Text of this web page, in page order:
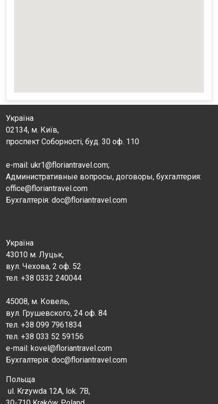
Україна
02134, м. Київ,
проспект Соборності, буд. 30 оф. 110
e-mail: ukr1@floriantravel.com;
Административные вопросы, договоры, бухгалтерия:
office@floriantravel.com
Бухгалтерія: doc@floriantravel.com
Україна
43010 м. Луцьк,
вул. Чехова, 2 оф. 52
тел. +38 0332 240044
45008, м. Ковель,
вул. Грушевского, 24 оф. 84
тел. +38 099 7961834
тел. +38 033 52 59156
e-mail: kovel@floriantravel.com
Бухгалтерія: doc@floriantravel.com
Польща
ul. Krzywda 12A, lok. 7B,